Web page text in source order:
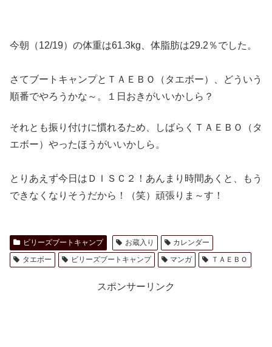
今朝（12/19）の体重は61.3kg、体脂肪は29.2％でした。
さてブートキャンプとＴＡＥＢＯ（タエボー）、どういう
順番でやろうかな～。１日おきがいいかしら？
それとも振り付けに慣れるため、しばらくＴＡＥＢＯ（タ
エボー）やったほうがいいかしら。
とりあえず今日はＤＩＳＣ２！あんまり時間あくと、もう
できなくなりそうだから！（笑）頑張りま～す！
ビリーズブートキャンプ お蔵入り
カレンダー
タエボー
ビリーズブートキャンプ マンガ ＴＡＥＢＯ
スポンサーリンク